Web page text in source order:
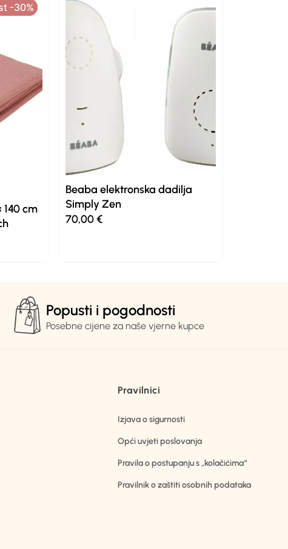
-30%
-30%
140 cm
Beaba elektronska dadilja
Simply Zen
70,00€
Popusti i pogodnosti
Posebne cijene za naše vjerne kupce
Pravilnici
Izjava o sigurnosti
Opći uvjeti poslovanja
Pravila o postupanju s „kolačićima“
Pravilnik o zaštiti osobnih podataka